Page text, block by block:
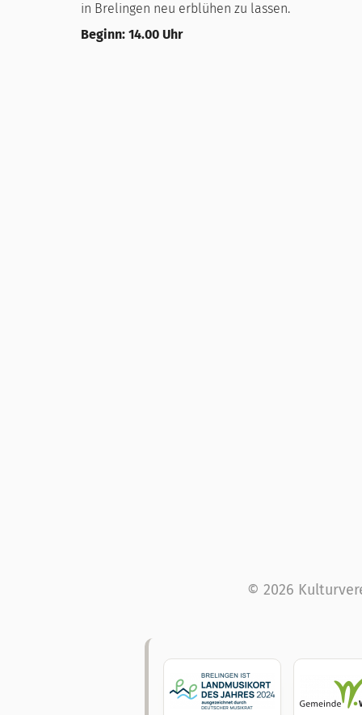
in Brelingen neu erblühen zu lassen.
Beginn: 14.00 Uhr
© 2026